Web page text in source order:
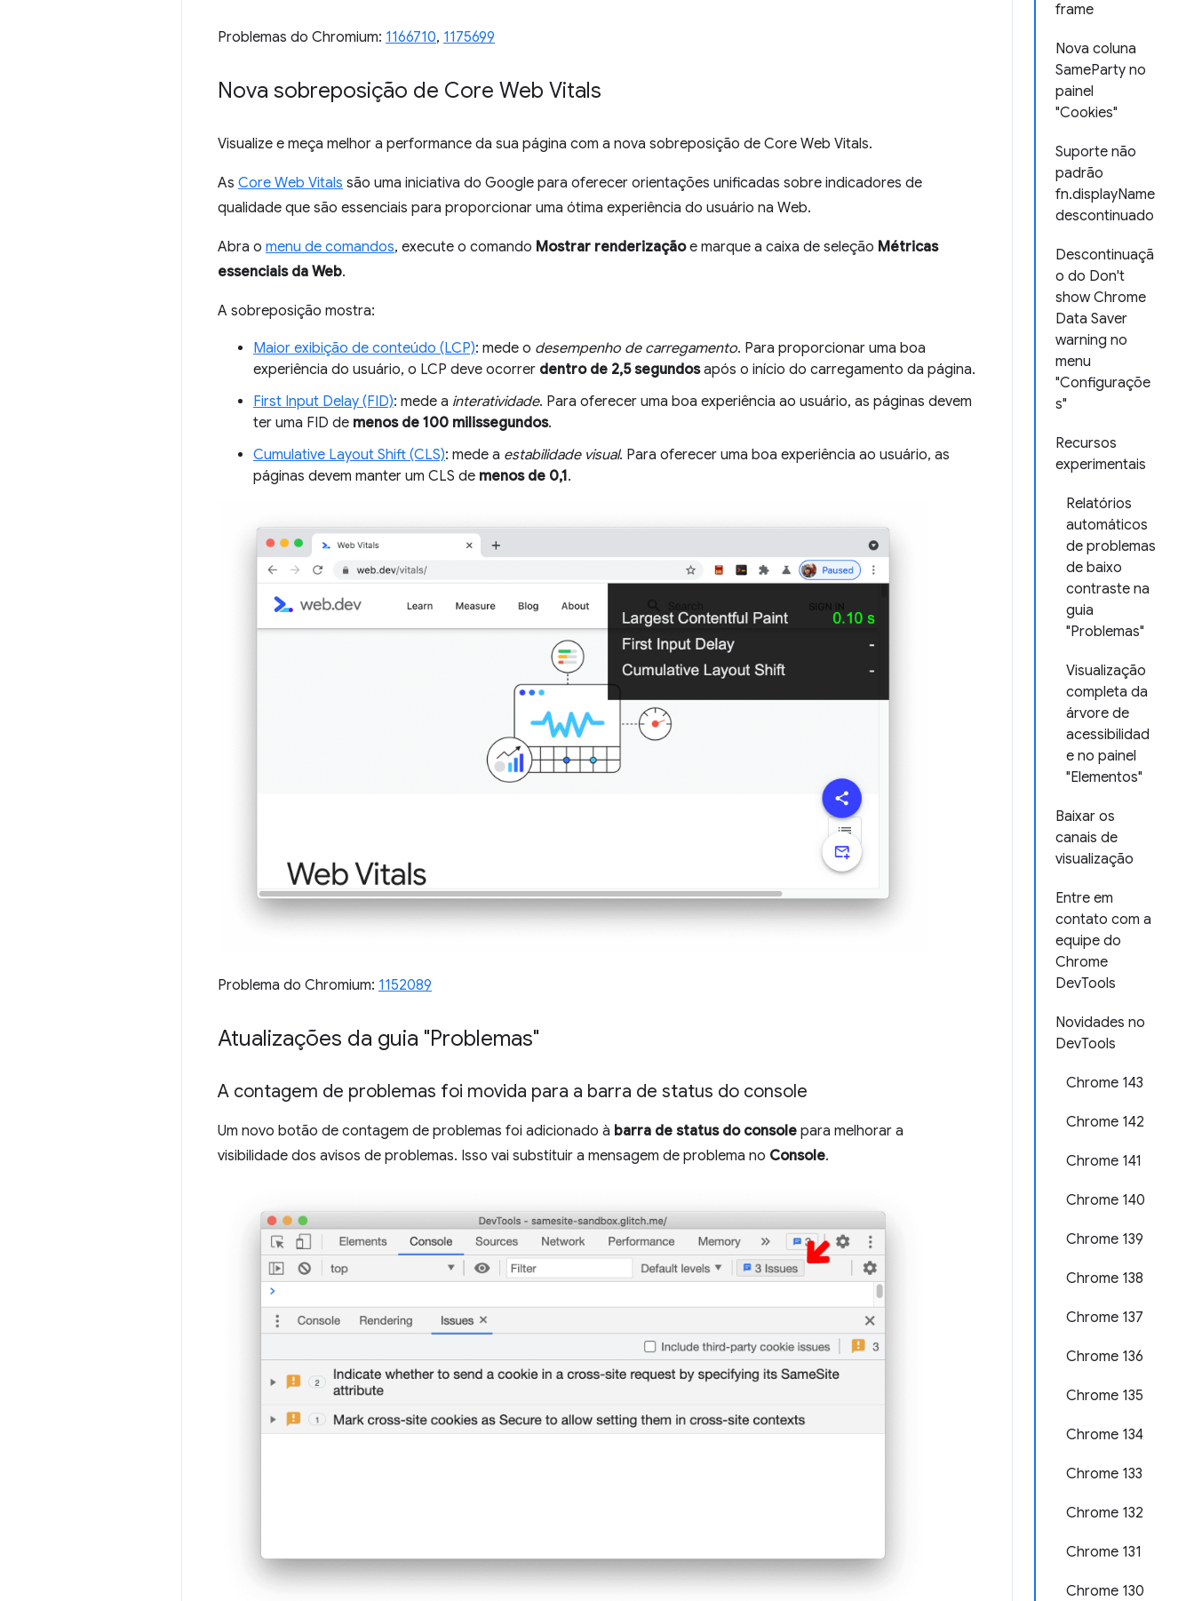
frame
Nova coluna
SameParty no
painel
"Cookies"
Suporte não
padrão
fn.displayName
descontinuado
Descontinuaçã
o do Don't
show Chrome
Data Saver
warning no
menu
"Configuraçõe
s"
Recursos
experimentais
Relatórios
automáticos
de problemas
de baixo
contraste na
guia
"Problemas"
Visualização
completa da
árvore de
acessibilidad
e no painel
"Elementos"
Baixar os
canais de
visualização
Entre em
contato com a
equipe do
Chrome
DevTools
Novidades no
DevTools
Chrome 143
Chrome 142
Chrome 141
Chrome 140
Chrome 139
Chrome 138
Chrome 137
Chrome 136
Chrome 135
Chrome 134
Chrome 133
Chrome 132
Chrome 131
Chrome 130
Problemas do Chromium: 1166710, 1175699
Nova sobreposição de Core Web Vitals
Visualize e meça melhor a performance da sua página com a nova sobreposição de Core Web Vitals.
As Core Web Vitals são uma iniciativa do Google para oferecer orientações unificadas sobre indicadores de
qualidade que são essenciais para proporcionar uma ótima experiência do usuário na Web.
Abra o menu de comandos, execute o comando Mostrar renderizaçãoe marque a caixa de seleção Métricas
essenciais da Web.
A sobreposição mostra:
Maior exibição de conteúdo (LCP): mede o desempenho de carregamento. Para proporcionar uma boa
experiência do usuário, o LCP deve ocorrer dentro de 2,5 segundosapós o início do carregamento da página.
First Input Delay (FID): mede a interatividade. Para oferecer uma boa experiência ao usuário, as páginas devem
ter uma FID de menos de 100 milissegundos.
Cumulative Layout Shift (CLS): mede a estabilidade visual. Para oferecer uma boa experiência ao usuário, as
páginas devem manter um CLS de menos de 0,1.
Problema do Chromium: 1152089
Atualizações da guia "Problemas"
A contagem de problemas foi movida para a barra de status do console
Um novo botão de contagem de problemas foi adicionado à barra de status do console para melhorar a
visibilidade dos avisos de problemas. Isso vai substituir a mensagem de problema no Console.